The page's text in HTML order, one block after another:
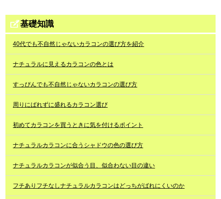
基礎知識
40代でも不自然じゃないカラコンの選び方を紹介
ナチュラルに見えるカラコンの色とは
すっぴんでも不自然じゃないカラコンの選び方
周りにばれずに盛れるカラコン選び
初めてカラコンを買うときに気を付けるポイント
ナチュラルカラコンに合うシャドウの色の選び方
ナチュラルカラコンが似合う目、似合わない目の違い
フチありフチなしナチュラルカラコンはどっちがばれにくいのか